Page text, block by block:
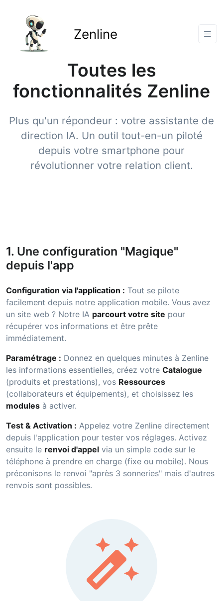
Zenline
Toutes les
fonctionnalités Zenline
Plus qu'un répondeur : votre assistante de
direction IA. Un outil tout-en-un piloté
depuis votre smartphone pour
révolutionner votre relation client.
1. Une configuration "Magique"
depuis l'app
Configuration via l'application : Tout se pilote
facilement depuis notre application mobile. Vous avez
un site web ? Notre IA parcourt votre site pour
récupérer vos informations et être prête
immédiatement.
Paramétrage : Donnez en quelques minutes à Zenline
les informations essentielles, créez votre Catalogue
(produits et prestations), vos Ressources
(collaborateurs et équipements), et choisissez les
modules à activer.
Test & Activation : Appelez votre Zenline directement
depuis l'application pour tester vos réglages. Activez
ensuite le renvoi d'appel via un simple code sur le
téléphone à prendre en charge (fixe ou mobile). Nous
préconisons le renvoi "après 3 sonneries" mais d'autres
renvois sont possibles.
auto_fix_high